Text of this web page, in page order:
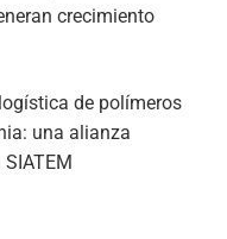
crecimiento
de polímeros
una alianza